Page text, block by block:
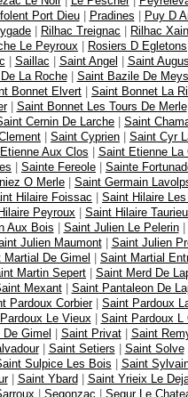
Port Dieu| Pradines | Puy D
| Rilhac Treignac | Rilhac
Le Peyroux | Rosiers D Egletons
| Saillac | Saint Angel | Saint
La Roche| Saint Bazile De
Bonnet Elvert | Saint Bonnet La
| Saint Bonnet Les Tours De Merle
Cernin De Larche | Saint
| Saint Cyprien | Saint Cyr
Aux Clos | Saint Etienne La
| Sainte Fereole | Sainte
O Merle | Saint Germain
Hilaire Foissac | Saint Hilaire
Peyroux | Saint Hilaire
Aux Bois | Saint Julien Le Pelerin|
Julien Maumont| Saint Julien
Martial De Gimel | Saint Martial
Martin Sepert | Saint Merd De
Mexant| Saint Pantaleon De
Pardoux Corbier| Saint Pardoux
Le Vieux | Saint Pardoux L
Gimel | Saint Privat| Saint
| Saint Setiers | Saint Solve
Sulpice Les Bois | Saint
| Saint Ybard| Saint Yrieix Le
| Segonzac | Segur Le